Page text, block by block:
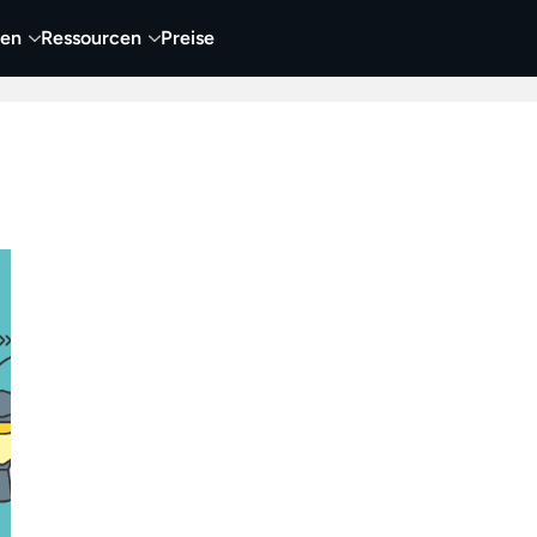
Ressourcen Preise
Video Visueller Content